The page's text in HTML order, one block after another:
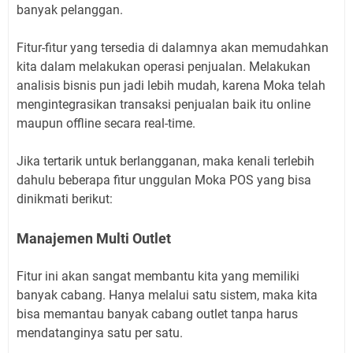
banyak pelanggan.
Fitur-fitur yang tersedia di dalamnya akan memudahkan
kita dalam melakukan operasi penjualan. Melakukan
analisis bisnis pun jadi lebih mudah, karena Moka telah
mengintegrasikan transaksi penjualan baik itu online
maupun offline secara real-time.
Jika tertarik untuk berlangganan, maka kenali terlebih
dahulu beberapa fitur unggulan Moka POS yang bisa
dinikmati berikut:
Manajemen Multi Outlet
Fitur ini akan sangat membantu kita yang memiliki
banyak cabang. Hanya melalui satu sistem, maka kita
bisa memantau banyak cabang outlet tanpa harus
mendatanginya satu per satu.